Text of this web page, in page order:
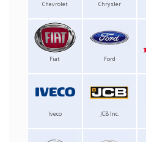
Chevrolet Chrysler
Fiat Ford
Iveco JCB Inc.